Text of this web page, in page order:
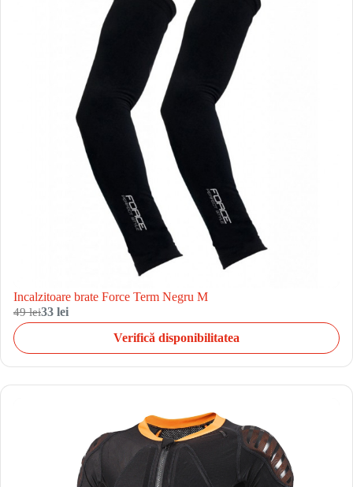
Incalzitoare brate Force Term Negru M
49 lei33 lei
Verifică disponibilitatea